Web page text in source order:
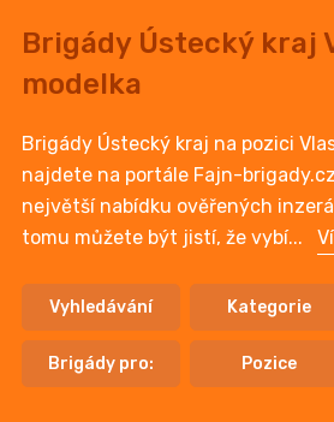
Brigády Ústecký kraj
modelka
Brigády Ústecký kraj na pozici
najdete na portále Fajn-
největší nabídku ověřených
tomu můžete být jistí, že vybí...
Vyhledávání Kategorie
Brigády pro: Pozice